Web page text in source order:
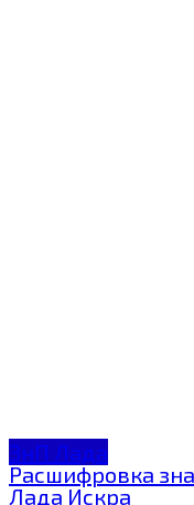
ЗнП Лада
Расшифровка
Лада Искра